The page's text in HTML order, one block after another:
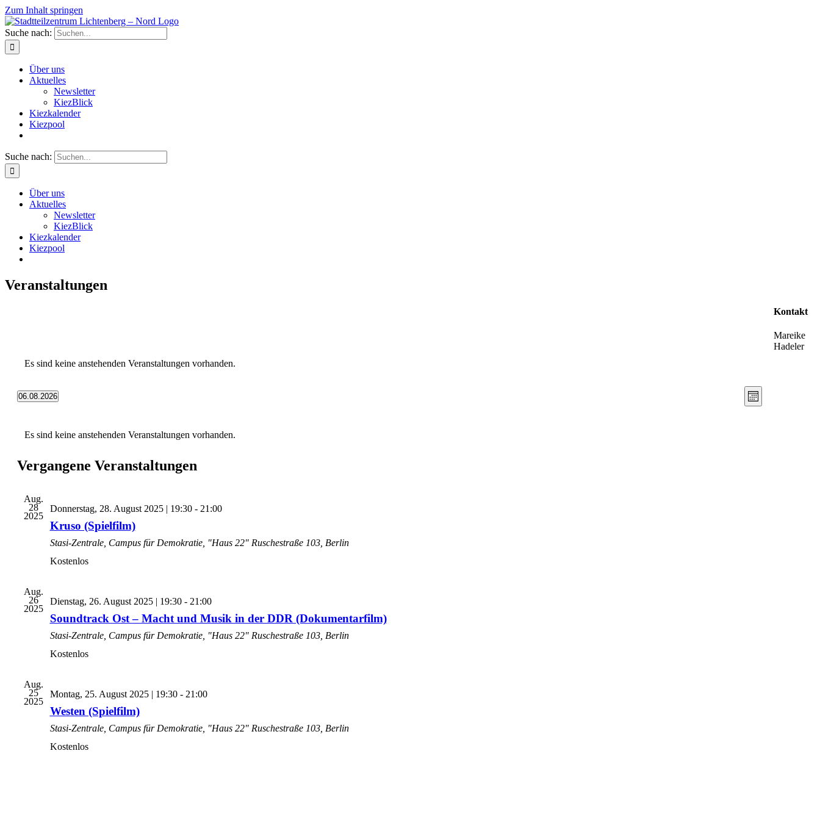
Zum Inhalt springen
Suche nach:
Über uns
Aktuelles
Newsletter
KiezBlick
Kiezkalender
Kiezpool
Suche nach:
Über uns
Aktuelles
Newsletter
KiezBlick
Kiezkalender
Kiezpool
Veranstaltungen
Es sind keine anstehenden Veranstaltungen vorhanden.
Ansichten-
Navigation
Ansichten-
Monat
06.08.2026
von
Es sind keine anstehenden Veranstaltungen vorhanden.
Vergangene Veranstaltungen
Aug.
28
2025
Donnerstag, 28. August 2025 | 19:30- 21:00
Kruso (Spielfilm)
Stasi-Zentrale, Campus für Demokratie, "Haus 22" Ruschestraße 103, Berlin
Kostenlos
Aug.
26
2025
Dienstag, 26. August 2025 | 19:30- 21:00
Soundtrack Ost – Macht und Musik in der DDR (Dokumentarfilm)
Stasi-Zentrale, Campus für Demokratie, "Haus 22" Ruschestraße 103, Berlin
Kostenlos
Aug.
25
2025
Montag, 25. August 2025 | 19:30- 21:00
Westen (Spielfilm)
Stasi-Zentrale, Campus für Demokratie, "Haus 22" Ruschestraße 103, Berlin
Kostenlos
Kontakt
Mareike
Hadeler